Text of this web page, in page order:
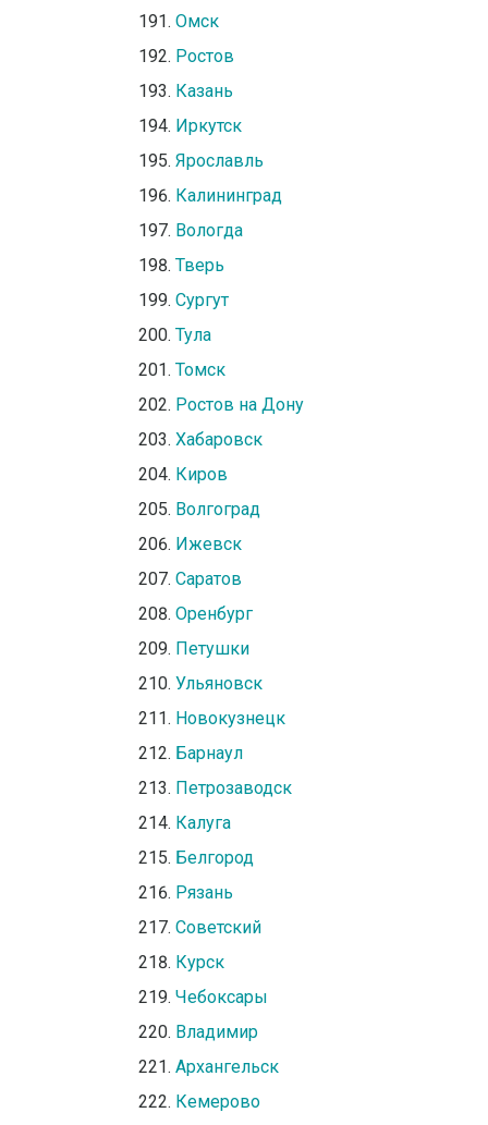
Омск
Ростов
Казань
Иркутск
Ярославль
Калининград
Вологда
Тверь
Сургут
Тула
Томск
Ростов на Дону
Хабаровск
Киров
Волгоград
Ижевск
Саратов
Оренбург
Петушки
Ульяновск
Новокузнецк
Барнаул
Петрозаводск
Калуга
Белгород
Рязань
Советский
Курск
Чебоксары
Владимир
Архангельск
Кемерово